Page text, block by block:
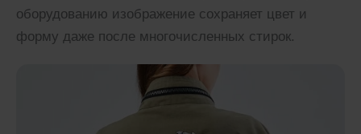
оборудованию изображение сохраняет цвет и
форму даже после многочисленных стирок.